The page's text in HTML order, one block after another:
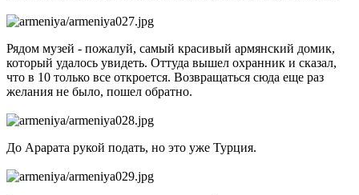
Рядом музей - пожалуй, самый красивый армянский домик,
который удалось увидеть. Оттуда вышел охранник и сказал,
что в 10 только все откроется. Возвращаться сюда еще раз
желания не было, пошел обратно.
До Арарата рукой подать, но это уже Турция.